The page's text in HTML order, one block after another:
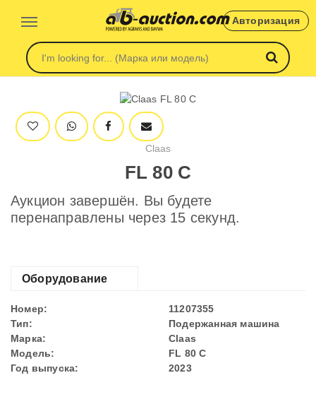
Авторизация
Claas
FL 80 C
Аукцион завершён. Вы будете
перенаправлены через 15 секунд.
Оборудование
Номер:
11207355
Тип:
Подержанная машина
Марка:
Claas
Модель:
FL 80 C
Год выпуска:
2023